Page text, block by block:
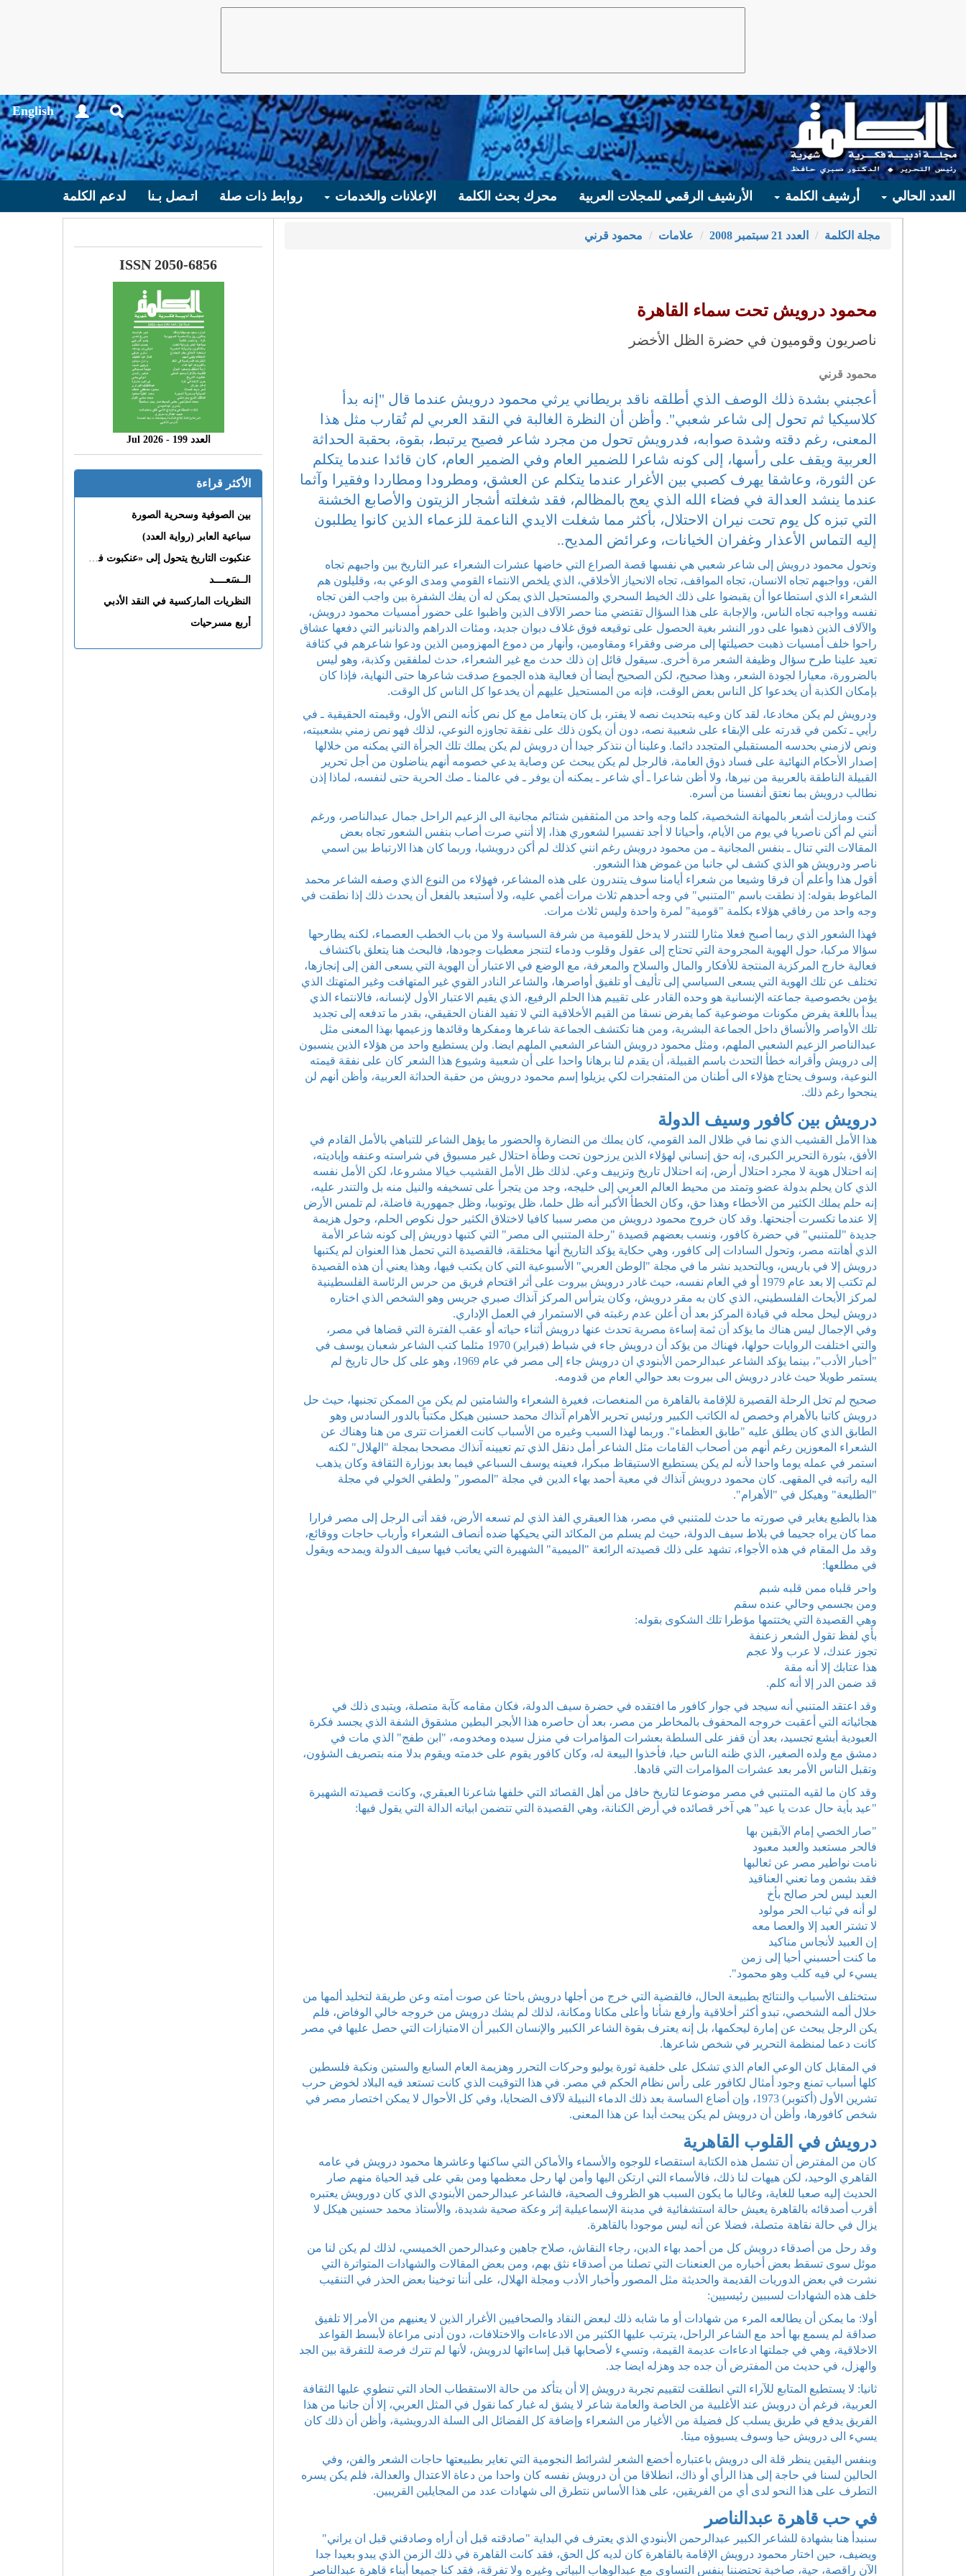
English
العدد الحالي أرشيف الكلمة الأرشيف الرقمي للمجلات العربية محرك بحث الكلمة الإعلانات والخدمات روابط ذات صلة اتـصل بـنا لدعم الكلمة
مجلة الكلمة العدد 21 سبتمبر 2008 علامات محمود قرني
محمود درويش تحت سماء القاهرة
ناصريون وقوميون في حضرة الظل الأخضر
محمود قرني
أعجبني بشدة ذلك الوصف الذي أطلقه ناقد بريطاني يرثي محمود درويش عندما قال "إنه بدأ
كلاسيكيا ثم تحول إلى شاعر شعبي". وأظن أن النظرة الغالبة في النقد العربي لم تُقارب مثل هذا
المعنى، رغم دقته وشدة صوابه، فدرويش تحول من مجرد شاعر فصيح يرتبط، بقوة، بحقبة الحداثة
العربية ويقف على رأسها، إلى كونه شاعرا للضمير العام وفي الضمير العام، كان قائدا عندما يتكلم
عن الثورة، وعاشقا يهرف كصبي بين الأغرار عندما يتكلم عن العشق، ومطرودا ومطاردا وفقيرا وآثما
عندما ينشد العدالة في فضاء الله الذي يعج بالمظالم، فقد شغلته أشجار الزيتون والأصابع الخشنة
التي تبزه كل يوم تحت نيران الاحتلال، بأكثر مما شغلت الايدي الناعمة للزعماء الذين كانوا يطلبون
إليه التماس الأعذار وغفران الخيانات، وعرائض المديح..
وتحول محمود درويش إلى شاعر شعبي هي نفسها قصة الصراع التي خاضها عشرات الشعراء عبر التاريخ بين واجبهم تجاه
الفن، وواجبهم تجاه الانسان، تجاه المواقف، تجاه الانحياز الأخلاقي، الذي يلخص الانتماء القومي ومدى الوعي به، وقليلون هم
الشعراء الذي استطاعوا أن يقبضوا على ذلك الخيط السحري والمستحيل الذي يمكن له أن يفك الشفرة بين واجب الفن تجاه
نفسه وواجبه تجاه الناس، والإجابة على هذا السؤال تقتضي منا حصر الآلاف الذين واظبوا على حضور أمسيات محمود درويش،
والآلاف الذين ذهبوا على دور النشر بغية الحصول على توقيعه فوق غلاف ديوان جديد، ومئات الدراهم والدنانير التي دفعها عشاق
راحوا خلف أمسيات ذهبت حصيلتها إلى مرضى وفقراء ومقاومين، وأنهار من دموع المهزومين الذين ودعوا شاعرهم في كثافة
تعيد علينا طرح سؤال وظيفة الشعر مرة أخرى. سيقول قائل إن ذلك حدث مع غير الشعراء، حدث لملفقين وكذبة، وهو ليس
بالضرورة، معيارا لجودة الشعر، وهذا صحيح، لكن الصحيح أيضا أن فعالية هذه الجموع صدقت شاعرها حتى النهاية، فإذا كان
بإمكان الكذبة أن يخدعوا كل الناس بعض الوقت، فإنه من المستحيل عليهم أن يخدعوا كل الناس كل الوقت.
ودرويش لم يكن مخادعا، لقد كان وعيه بتحديث نصه لا يفتر، بل كان يتعامل مع كل نص كأنه النص الأول، وقيمته الحقيقية ـ في
رأيي ـ تكمن في قدرته على الإبقاء على شعبية نصه، دون أن يكون ذلك على نفقة تجاوزه النوعي، لذلك فهو نص زمني بشعبيته،
ونص لازمني بحدسه المستقبلي المتجدد دائما. وعلينا أن نتذكر جيدا أن درويش لم يكن يملك تلك الجرأة التي يمكنه من خلالها
إصدار الأحكام النهائية على فساد ذوق العامة، فالرجل لم يكن يبحث عن وصاية يدعي خصومه أنهم يناضلون من أجل تحرير
القبيلة الناطقة بالعربية من نيرها، ولا أظن شاعرا ـ أي شاعر ـ يمكنه أن يوفر ـ في عالمنا ـ صك الحرية حتى لنفسه، لماذا إذن
نطالب درويش بما نعتق أنفسنا من أسره.
كنت ومازلت أشعر بالمهانة الشخصية، كلما وجه واحد من المثقفين شتائم مجانية الى الزعيم الراحل جمال عبدالناصر، ورغم
أنني لم أكن ناصريا في يوم من الأيام، وأحيانا لا أجد تفسيرا لشعوري هذا، إلا أنني صرت أصاب بنفس الشعور تجاه بعض
المقالات التي تنال ـ بنفس المجانية ـ من محمود درويش رغم انني كذلك لم أكن درويشيا، وربما كان هذا الارتباط بين اسمي
ناصر ودرويش هو الذي كشف لي جانبا من غموض هذا الشعور.
أقول هذا وأعلم أن فرقا وشيعا من شعراء أيامنا سوف يتندرون على هذه المشاعر، فهؤلاء من النوع الذي وصفه الشاعر محمد
الماغوط بقوله: إذ نطقت باسم "المتنبي" في وجه أحدهم ثلاث مرات أغمي عليه، ولا أستبعد بالفعل أن يحدث ذلك إذا نطقت في
وجه واحد من رفاقي هؤلاء بكلمة "قومية" لمرة واحدة وليس ثلاث مرات.
فهذا الشعور الذي ربما أصبح فعلا مثارا للتندر لا يدخل للقومية من شرفة السياسة ولا من باب الخطب العصماء، لكنه يطارحها
سؤالا مركبا، حول الهوية المجروحة التي تحتاج إلى عقول وقلوب ودماء لتنجز معطيات وجودها، فالبحث هنا يتعلق باكتشاف
فعالية خارج المركزية المنتجة للأفكار والمال والسلاح والمعرفة، مع الوضع في الاعتبار أن الهوية التي يسعى الفن إلى إنجازها،
تختلف عن تلك الهوية التي يسعى السياسي إلى تأليف أو تلفيق أواصرها، والشاعر النادر القوي غير المتهافت وغير المتهتك الذي
يؤمن بخصوصية جماعته الإنسانية هو وحده القادر على تقييم هذا الحلم الرفيع، الذي يقيم الاعتبار الأول لإنسانه، فالانتماء الذي
يبدأ باللغة يفرض مكونات موضوعية كما يفرض نسقا من القيم الأخلاقية التي لا تفيد الفنان الحقيقي، بقدر ما تدفعه إلى تجديد
تلك الأواصر والأنساق داخل الجماعة البشرية، ومن هنا تكتشف الجماعة شاعرها ومفكرها وقائدها وزعيمها بهذا المعنى مثل
عبدالناصر الزعيم الشعبي الملهم، ومثل محمود درويش الشاعر الشعبي الملهم ايضا. ولن يستطيع واحد من هؤلاء الذين ينسبون
إلى درويش وأقرانه خطأ التحدث باسم القبيلة، أن يقدم لنا برهانا واحدا على أن شعبية وشيوع هذا الشعر كان على نفقة قيمته
النوعية، وسوف يحتاج هؤلاء الى أطنان من المتفجرات لكي يزيلوا إسم محمود درويش من حقبة الحداثة العربية، وأظن أنهم لن
ينجحوا رغم ذلك.
درويش بين كافور وسيف الدولة
هذا الأمل القشيب الذي نما في ظلال المد القومي، كان يملك من النضارة والحضور ما يؤهل الشاعر للتباهي بالأمل القادم في
الأفق، بثورة التحرير الكبرى، إنه حق إنساني لهؤلاء الذين يرزحون تحت وطأة احتلال غير مسبوق في شراسته وعنفه وإباديته،
إنه احتلال هوية لا مجرد احتلال أرض، إنه احتلال تاريخ وتزييف وعي. لذلك ظل الأمل القشيب خيالا مشروعا، لكن الأمل نفسه
الذي كان يحلم بدولة عضو وتمتد من محيط العالم العربي إلى خليجه، وجد من يتجرأ على تسخيفه والنيل منه بل والتندر عليه،
إنه حلم يملك الكثير من الأخطاء وهذا حق، وكان الخطأ الأكبر أنه ظل حلما، ظل يوتوبيا، وظل جمهورية فاضلة، لم تلمس الأرض
إلا عندما تكسرت أجنحتها. وقد كان خروج محمود درويش من مصر سببا كافيا لاختلاق الكثير حول نكوص الحلم، وحول هزيمة
جديدة "للمتنبي" في حضرة كافور، ونسب بعضهم قصيدة "رحلة المتنبي الى مصر" التي كتبها دوريش إلى كونه شاعر الأمة
الذي أهانته مصر، وتحول السادات إلى كافور، وهي حكاية يؤكد التاريخ أنها مختلقة، فالقصيدة التي تحمل هذا العنوان لم يكتبها
درويش إلا في باريس، وبالتحديد نشر ما في مجلة "الوطن العربي" الأسبوعية التي كان يكتب فيها، وهذا يعني أن هذه القصيدة
لم تكتب إلا بعد عام 1979 أو في العام نفسه، حيث غادر درويش بيروت على أثر اقتحام فريق من حرس الرئاسة الفلسطينية
لمركز الأبحاث الفلسطيني، الذي كان به مقر درويش، وكان يترأس المركز آنذاك صبري جريس وهو الشخص الذي اختاره
درويش ليحل محله في قيادة المركز بعد أن أعلن عدم رغبته في الاستمرار في العمل الإداري.
وفي الإجمال ليس هناك ما يؤكد أن ثمة إساءة مصرية تحدث عنها درويش أثناء حياته أو عقب الفترة التي قضاها في مصر،
والتي اختلفت الروايات حولها، فهناك من يؤكد أن درويش جاء في شباط (فبراير) 1970 مثلما كتب الشاعر شعبان يوسف في
"أخبار الأدب"، بينما يؤكد الشاعر عبدالرحمن الأبنودي ان درويش جاء إلى مصر في عام 1969، وهو على كل حال تاريخ لم
يستمر طويلا حيث غادر درويش الى بيروت بعد حوالي العام من قدومه.
صحيح لم تخل الرحلة القصيرة للإقامة بالقاهرة من المنغصات، فغيرة الشعراء والشامتين لم يكن من الممكن تجنبها، حيث حل
درويش كاتبا بالأهرام وخصص له الكاتب الكبير ورئيس تحرير الأهرام آنذاك محمد حسنين هيكل مكتباً بالدور السادس وهو
الطابق الذي كان يطلق عليه "طابق العظماء". وربما لهذا السبب وغيره من الأسباب كانت الغمزات تترى من هنا وهناك عن
الشعراء المعوزين رغم أنهم من أصحاب القامات مثل الشاعر أمل دنقل الذي تم تعيينه آنذاك مصححا بمجلة "الهلال" لكنه
استمر في عمله يوما واحدا لأنه لم يكن يستطيع الاستيقاظ مبكرا، فعينه يوسف السباعي فيما بعد بوزارة الثقافة وكان يذهب
اليه راتبه في المقهى. كان محمود درويش آنذاك في معية أحمد بهاء الدين في مجلة "المصور" ولطفي الخولي في مجلة
"الطليعة" وهيكل في "الأهرام".
هذا بالطبع يغاير في صورته ما حدث للمتنبي في مصر، هذا العبقري الفذ الذي لم تسعه الأرض، فقد أتى الرجل إلى مصر فرارا
مما كان يراه جحيما في بلاط سيف الدولة، حيث لم يسلم من المكائد التي يحيكها ضده أنصاف الشعراء وأرباب حاجات ووقائع،
وقد مل المقام في هذه الأجواء، تشهد على ذلك قصيدته الرائعة "الميمية" الشهيرة التي يعاتب فيها سيف الدولة ويمدحه ويقول
في مطلعها:
واحر قلباه ممن قلبه شبم
ومن بجسمي وحالي عنده سقم
وهي القصيدة التي يختتمها مؤطرا تلك الشكوى بقوله:
بأي لفظ تقول الشعر زعنفة
تجوز عندك، لا عرب ولا عجم
هذا عتابك إلا أنه مقة
قد ضمن الدر إلا أنه كلم.
وقد اعتقد المتنبي أنه سيجد في جوار كافور ما افتقده في حضرة سيف الدولة، فكان مقامه كآبة متصلة، ويتبدى ذلك في
هجائياته التي أعقبت خروجه المحفوف بالمخاطر من مصر، بعد أن حاصره هذا الأبجر البطين مشقوق الشفة الذي يجسد فكرة
العبودية أبشع تجسيد، بعد أن قفز على السلطة بعشرات المؤامرات في منزل سيده ومخدومه، "ابن طفج" الذي مات في
دمشق مع ولده الصغير، الذي ظنه الناس حيا، فأخذوا البيعة له، وكان كافور يقوم على خدمته ويقوم بدلا منه بتصريف الشؤون،
وتقبل الناس الأمر بعد عشرات المؤامرات التي قادها.
وقد كان ما لقيه المتنبي في مصر موضوعا لتاريخ حافل من أهل القصائد التي خلفها شاعرنا العبقري، وكانت قصيدته الشهيرة
"عيد بأية حال عدت يا عيد" هي آخر قصائده في أرض الكنانة، وهي القصيدة التي تتضمن ابياته الدالة التي يقول فيها:
"صار الخصي إمام الآبقين بها
فالحر مستعبد والعبد معبود
نامت نواطير مصر عن ثعالبها
فقد بشمن وما تعني العناقيد
العبد ليس لحر صالح بأخ
لو أنه في ثياب الحر مولود
لا تشتر العبد إلا والعصا معه
إن العبيد لأنجاس مناكيد
ما كنت أحسبني أحيا إلى زمن
يسيء لي فيه كلب وهو محمود".
ستختلف الأسباب والنتائج بطبيعة الحال، فالقضية التي خرج من أجلها درويش باحثا عن صوت أمته وعن طريقة لتخليد ألمها من
خلال ألمه الشخصي، تبدو أكثر أخلاقية وأرفع شأنا وأعلى مكانا ومكانة، لذلك لم يشك درويش من خروجه خالي الوفاض، فلم
يكن الرجل يبحث عن إمارة ليحكمها، بل إنه يعترف بقوة الشاعر الكبير والإنسان الكبير أن الامتيازات التي حصل عليها في مصر
كانت دعما لمنظمة التحرير في شخص شاعرها.
في المقابل كان الوعي العام الذي تشكل على خلفية ثورة يوليو وحركات التحرر وهزيمة العام السابع والستين ونكبة فلسطين
كلها أسباب تمنع وجود أمثال لكافور على رأس نظام الحكم في مصر. في هذا التوقيت الذي كانت تستعد فيه البلاد لخوض حرب
تشرين الأول (أكتوبر) 1973، وإن أضاع الساسة بعد ذلك الدماء النبيلة لآلاف الضحايا، وفي كل الأحوال لا يمكن اختصار مصر في
شخص كافورها، وأظن أن درويش لم يكن يبحث أبدا عن هذا المعنى.
درويش في القلوب القاهرية
كان من المفترض أن تشمل هذه الكتابة استقصاء للوجوه والأسماء والأماكن التي ساكنها وعاشرها محمود درويش في عامه
القاهري الوحيد، لكن هيهات لنا ذلك، فالأسماء التي ارتكن اليها وأمن لها رحل معظمها ومن بقي على قيد الحياة منهم صار
الحديث إليه صعبا للغاية، وغالبا ما يكون السبب هو الظروف الصحية، فالشاعر عبدالرحمن الأبنودي الذي كان دورويش يعتبره
أقرب أصدقائه بالقاهرة يعيش حالة استشفائية في مدينة الإسماعيلية إثر وعكة صحية شديدة، والأستاذ محمد حسنين هيكل لا
يزال في حالة نقاهة متصلة، فضلا عن أنه ليس موجودا بالقاهرة.
وقد رحل من أصدقاء درويش كل من أحمد بهاء الدين، رجاء النقاش، صلاح جاهين وعبدالرحمن الخميسي، لذلك لم يكن لنا من
موئل سوى تسقط بعض أخباره من العنعنات التي تصلنا من أصدقاء نثق بهم، ومن بعض المقالات والشهادات المتواترة التي
نشرت في بعض الدوريات القديمة والحديثة مثل المصور وأخبار الأدب ومجلة الهلال، على أننا توخينا بعض الحذر في التنقيب
خلف هذه الشهادات لسببين رئيسيين:
أولا: ما يمكن أن يطالعه المرء من شهادات أو ما شابه ذلك لبعض النقاد والصحافيين الأغرار الذين لا يعنيهم من الأمر إلا تلفيق
صداقة لم يسمع بها أحد مع الشاعر الراحل، يترتب عليها الكثير من الادعاءات والاختلافات، دون أدنى مراعاة لأبسط القواعد
الاخلاقية، وهي في جملتها ادعاءات عديمة القيمة، وتسيء لأصحابها قبل إساءاتها لدرويش، لأنها لم تترك فرصة للتفرقة بين الجد
والهزل، في حديث من المفترض أن جده جد وهزله ايضا جد.
ثانيا: لا يستطيع المتابع للآراء التي انطلقت لتقييم تجربة درويش إلا أن يتأكد من حالة الاستقطاب الحاد التي تنطوي عليها الثقافة
العربية، فرغم أن درويش عند الأغلبية من الخاصة والعامة شاعر لا يشق له غبار كما نقول في المثل العربي، إلا أن جانبا من هذا
الفريق يدفع في طريق يسلب كل فضيلة من الأغيار من الشعراء وإضافة كل الفضائل الى السلة الدرويشية، وأظن أن ذلك كان
يسيء الى درويش حيا وسوف يسيوؤه ميتا.
وبنفس اليقين ينظر قلة الى درويش باعتباره أخضع الشعر لشرائط النجومية التي تغاير بطبيعتها حاجات الشعر والفن، وفي
الحالين لسنا في حاجة إلى هذا الرأي أو ذاك، انطلاقا من أن درويش نفسه كان واحدا من دعاة الاعتدال والعدالة، فلم يكن يسره
التطرف على هذا النحو لدى أي من الفريقين، على هذا الأساس نتطرق الى شهادات عدد من المجايلين القريبين.
في حب قاهرة عبدالناصر
سنبدأ هنا بشهادة للشاعر الكبير عبدالرحمن الأبنودي الذي يعترف في البداية "صادقته قبل أن أراه وصادقني قبل ان يراني"
ويضيف، حين اختار محمود درويش الإقامة بالقاهرة كان لديه كل الحق، فقد كانت القاهرة في ذلك الزمن الذي يبدو بعيدا جدا
الآن راقصة، حية، صاخبة تحتضننا بنفس التساوي مع عبدالوهاب البياتي وغيره ولا تفرقة، فقد كنا جميعا أبناء قاهرة عبدالناصر
ISSN 2050-6856
العدد 199 - 2026 Jul
الأكثر قراءة
بين الصوفية وسحرية الصورة
سباعية العابر (رواية العدد)
عنكبوت التاريخ يتحول إلى «عنكبوت فى القلب»
الــسَعــــد
النظريات الماركسية في النقد الأدبي
أربع مسرحيات